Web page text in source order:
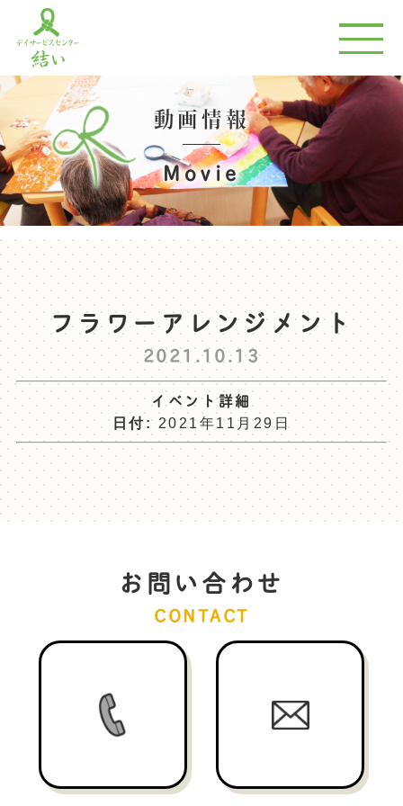
動画情報
Movie
フラワーアレンジメント
2021.10.13
イベント詳細
日付: 2021年11月29日
お問い合わせ
CONTACT